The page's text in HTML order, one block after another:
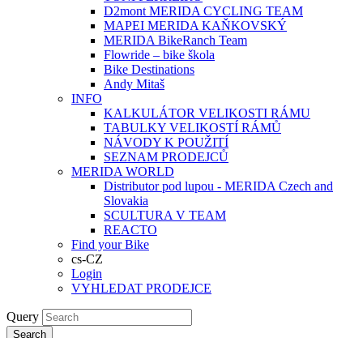
D2mont MERIDA CYCLING TEAM
MAPEI MERIDA KAŇKOVSKÝ
MERIDA BikeRanch Team
Flowride – bike škola
Bike Destinations
Andy Mitaš
INFO
KALKULÁTOR VELIKOSTI RÁMU
TABULKY VELIKOSTÍ RÁMŮ
NÁVODY K POUŽITÍ
SEZNAM PRODEJCŮ
MERIDA WORLD
Distributor pod lupou - MERIDA Czech and
Slovakia
SCULTURA V TEAM
REACTO
Find your Bike
cs-CZ
Login
VYHLEDAT PRODEJCE
Query
Search